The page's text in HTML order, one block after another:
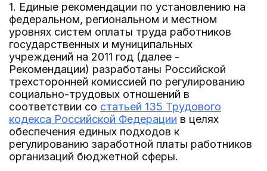
1. Единые рекомендации по установлению на
федеральном, региональном и местном
уровнях систем оплаты труда работников
государственных и муниципальных
учреждений на 2011 год (далее -
Рекомендации) разработаны Российской
трехсторонней комиссией по регулированию
социально-трудовых отношений в
соответствии со статьей 135 Трудового
кодекса Российской Федерации в целях
обеспечения единых подходов к
регулированию заработной платы работников
организаций бюджетной сферы.